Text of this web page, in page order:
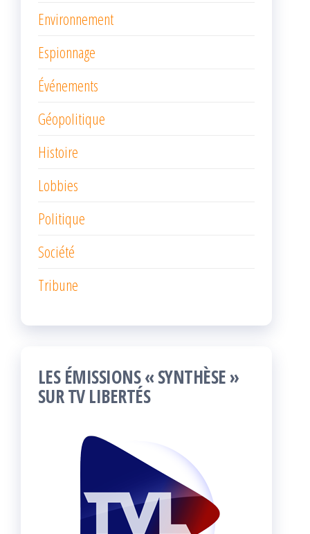
Environnement
Espionnage
Événements
Géopolitique
Histoire
Lobbies
Politique
Société
Tribune
LES ÉMISSIONS « SYNTHÈSE »
SUR TV LIBERTÉS